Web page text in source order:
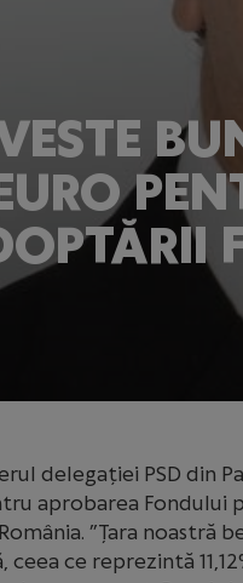
delegației PSD din
aprobarea Fondului
”Țara noastră
ce reprezintă